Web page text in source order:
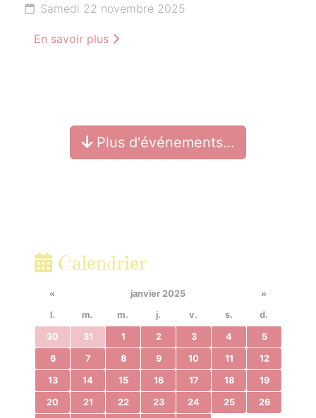
Samedi 22 novembre 2025
En savoir plus
Plus d'événements…
Calendrier
« janvier 2025
»
l.
m. m. j. v. s. d.
30 31 1 2 3 4 5
6 7 8 9 10 11 12
13 14 15 16 17 18 19
20 21 22 23 24 25 26